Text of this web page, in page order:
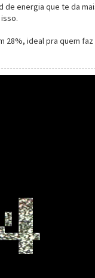
energia que te da
ideal pra quem